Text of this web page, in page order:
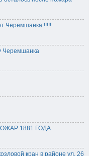
Черемшанка !!!!!
Черемшанка
1881 ГОДА
кран в районе ул. 26